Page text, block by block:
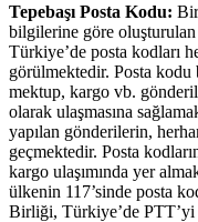
Tepebaşı Posta Kodu:
bilgilerine göre oluşturulan
Türkiye’de posta kodları
görülmektedir. Posta kodu
mektup, kargo vb.
olarak ulaşmasına
yapılan gönderilerin,
geçmektedir. Posta
kargo ulaşımında yer
ülkenin 117’sinde posta
Birliği, Türkiye’de PTT’yi